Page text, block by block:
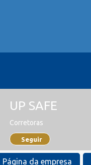
UP SAFE
Corretoras
Seguir
Página da empresa